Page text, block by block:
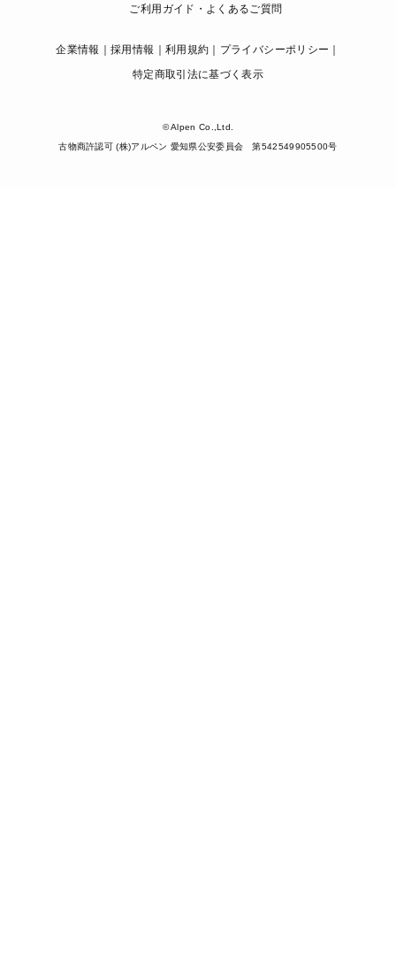
ご利用ガイド・よくあるご質問
企業情報 採用情報 利用規約
プライバシーポリシー
特定商取引法に基づく表示
© Alpen Co.,Ltd.
古物商許認可 (株)アルペン 愛知県公安委員会 第542549905500号